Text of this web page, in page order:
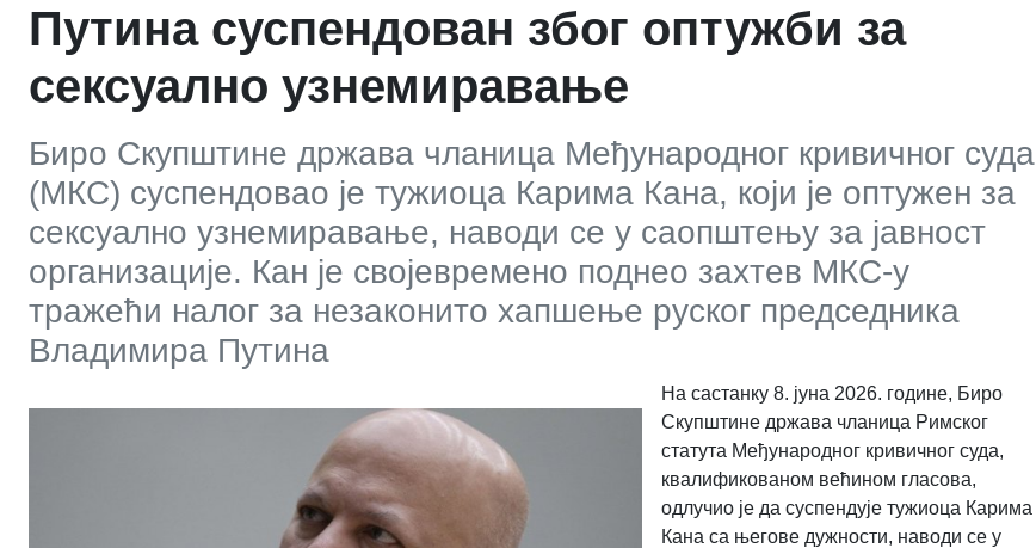
Путина суспендован због оптужби за
сексуално узнемиравање
Биро Скупштине држава чланица Међународног кривичног суда
(МКС) суспендовао је тужиоца Карима Кана, који је оптужен за
сексуално узнемиравање, наводи се у саопштењу за јавност
организације. Кан је својевремено поднео захтев МКС-у
тражећи налог за незаконито хапшење руског председника
Владимира Путина
На састанку 8. јуна 2026. године, Биро
Скупштине држава чланица Римског
статута Међународног кривичног суда,
квалификованом већином гласова,
одлучио је да суспендује тужиоца Карима
Кана са његове дужности, наводи се у